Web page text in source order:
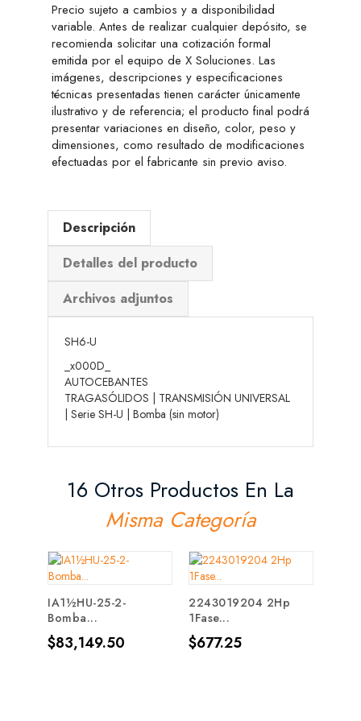
Precio sujeto a cambios y a disponibilidad
variable. Antes de realizar cualquier depósito, se
recomienda solicitar una cotización formal
emitida por el equipo de X Soluciones. Las
imágenes, descripciones y especificaciones
técnicas presentadas tienen carácter únicamente
ilustrativo y de referencia; el producto final podrá
presentar variaciones en diseño, color, peso y
dimensiones, como resultado de modificaciones
efectuadas por el fabricante sin previo aviso.
Descripción
Detalles del producto
Archivos adjuntos
SH6-U
_x000D_
AUTOCEBANTES
TRAGASÓLIDOS | TRANSMISIÓN UNIVERSAL
| Serie SH-U | Bomba (sin motor)
16 Otros Productos En La
Misma Categoría
IA1½HU-25-2-
Bomba...
Precio
$83,149.50
2243019204 2Hp
1Fase...
Precio
$677.25